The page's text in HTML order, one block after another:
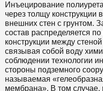
Инъецирование
через толщу конструкции
внешних стен с грунтом.
состав распределяется
конструкции между
связывая собой воду
соблюдении технологии
стороны подземного
называемая
мембрана». В том случае,